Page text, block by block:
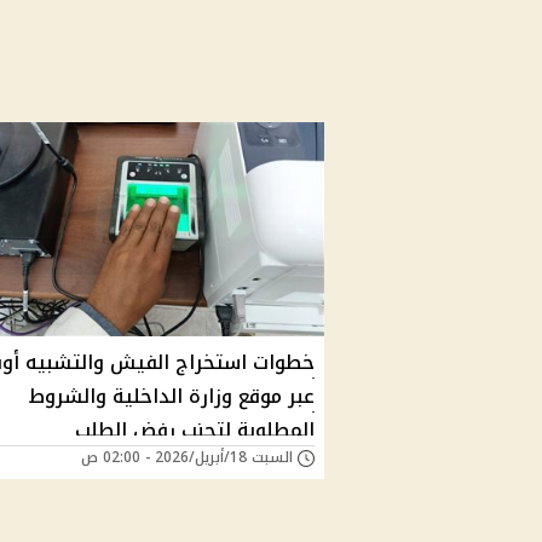
خطوات استخراج الفيش والتشبيه
عبر موقع وزارة الداخلية والشروط
المطلوبة لتجنب رفض الطلب
السبت 18/أبريل/2026 - 02:00 ص